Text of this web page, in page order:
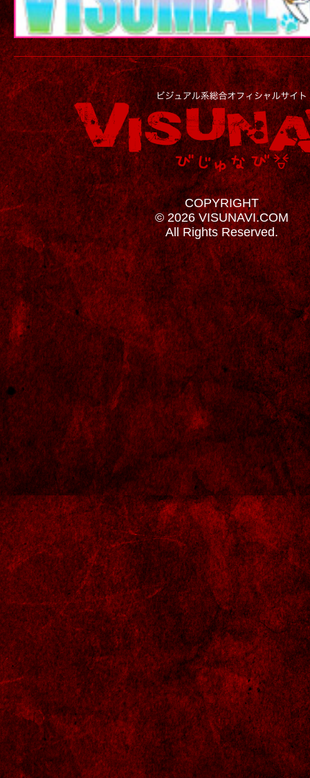
COPYRIGHT
© 2026 VISUNAVI.COM
All Rights Reserved.